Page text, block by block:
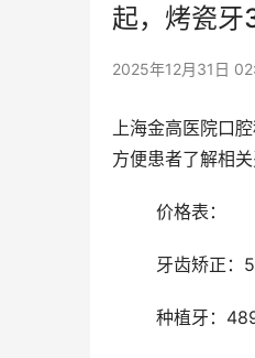
起，烤瓷
2025年12月31日
上海金高医院口
方便患者了解相
	价格表：
牙齿矫正
种植牙：